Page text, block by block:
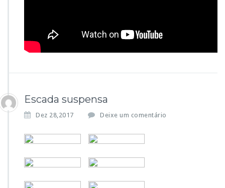
Escada suspensa
Dez 28,2017 Deixe um comentário